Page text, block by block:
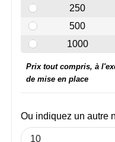
Marvin's
Mentos
Mepal
Moleskine
250
500
1000
Ou indiquez un autre
Prix tout compris, à
de mise en place